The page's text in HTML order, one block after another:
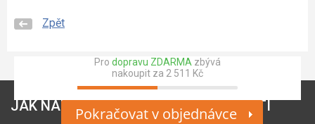
Zpět
Pro dopravu ZDARMA zbývá
nakoupit za 2 511 Kč
Pokračovat v objednávce
JAK NAKUPOVAT O SPOLEČNOSTI